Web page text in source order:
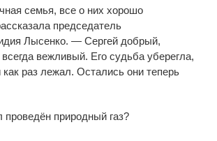
семья, все о них хорошо
председатель
Лысенко. — Сергей добрый,
вежливый. Его судьба уберегла,
как раз лежал. Остались они теперь
природный газ?